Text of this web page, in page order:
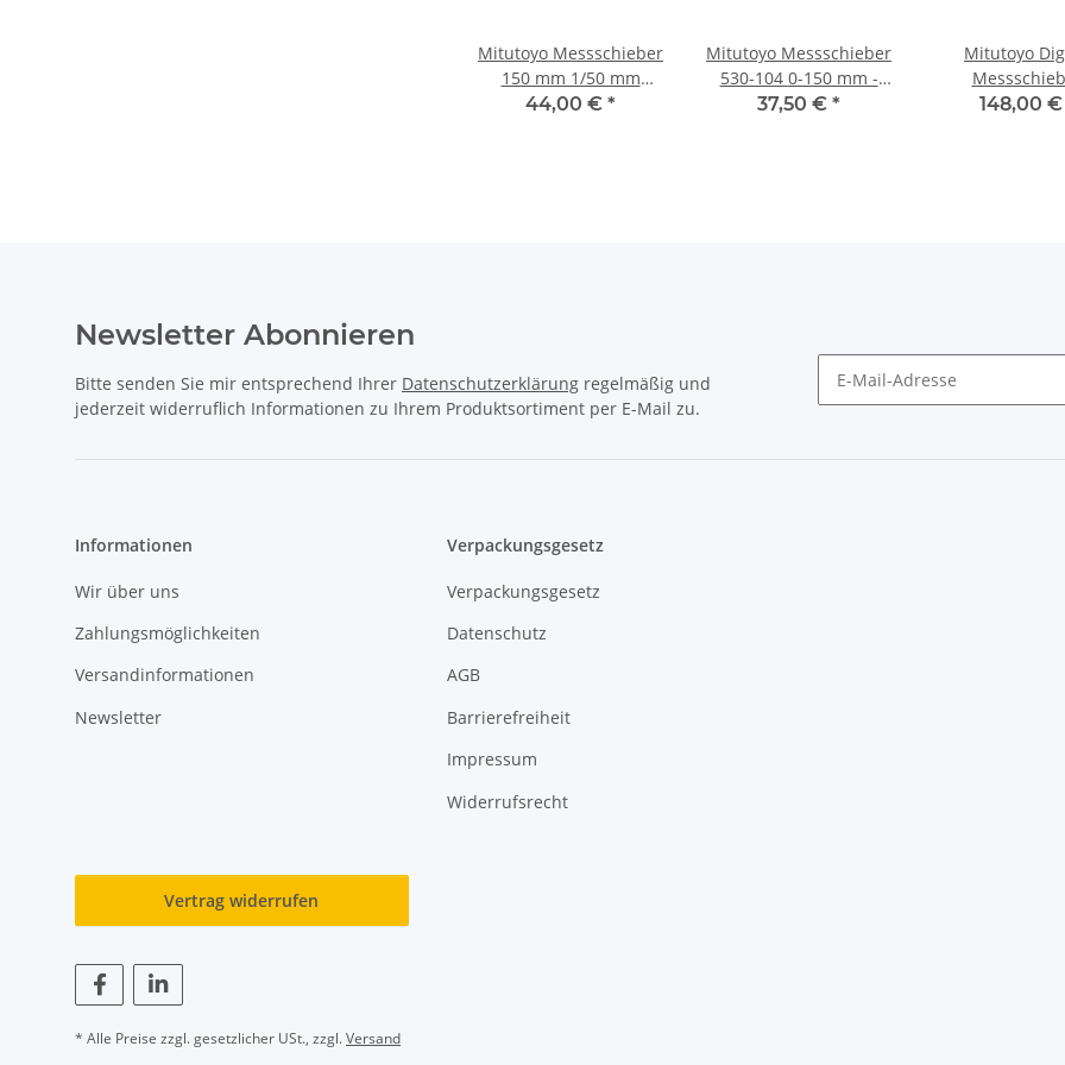
Mitutoyo Messschieber
150 mm 1/50 mm
Ablesung
44,00 € *
Mitutoyo Messschieber
530-104 0-150 mm -
0,05 mm
37,50 € *
Mitutoyo
Schieblehre
148,00 €
Newsletter Abonnieren
Bitte senden Sie mir entsprechend Ihrer Datenschutzerklärung regelmäßig und
jederzeit widerruflich Informationen zu Ihrem Produktsortiment per E-Mail zu.
Informationen
Wir über uns
Zahlungsmöglichkeiten
Versandinformationen
Newsletter
Verpackungsgesetz
Verpackungsgesetz
Datenschutz
AGB
Barrierefreiheit
Impressum
Widerrufsrecht
Vertrag widerrufen
* Alle Preise zzgl. gesetzlicher USt., zzgl.Versand